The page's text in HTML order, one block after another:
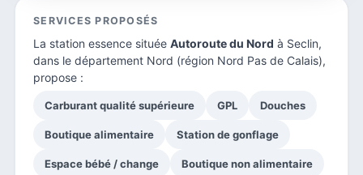
SERVICES PROPOSÉS
La station essence située Autoroute du Nord à Seclin,
dans le département Nord (région Nord Pas de Calais),
propose :
Carburant qualité supérieure GPL Douches
Boutique alimentaire Station de gonflage
Espace bébé / change Boutique non alimentaire